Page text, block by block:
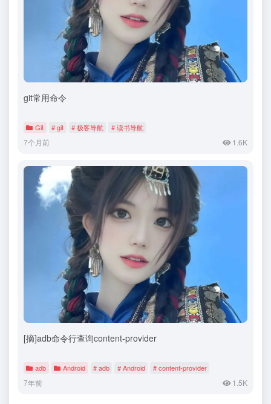
git常用命令
Git # git # 极客导航 # 读书导航
7个月前 1.6K
[摘]adb命令行查询content-provider
adb Android # adb # Android # content-provider
7年前 1.5K